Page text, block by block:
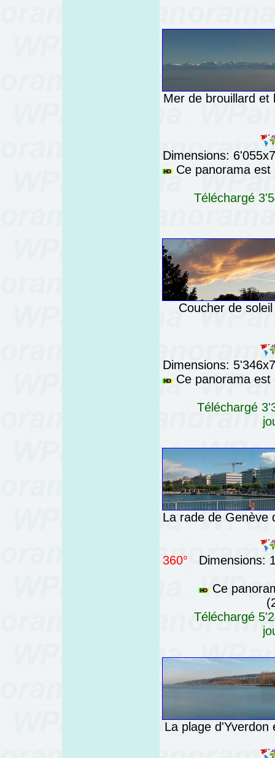
Mer de brouillard et
Dimensions:
Ce panorama est
Téléchargé
Coucher de
Dimensions:
Ce panorama est
Téléchargé
La rade de Genève
360° Dimensions:
Ce
Téléchargé
La plage d'Yverdon